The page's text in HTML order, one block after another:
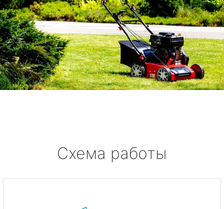
Саперный
Петро-Славянка
Тярлево
Смолячково
Схема работы